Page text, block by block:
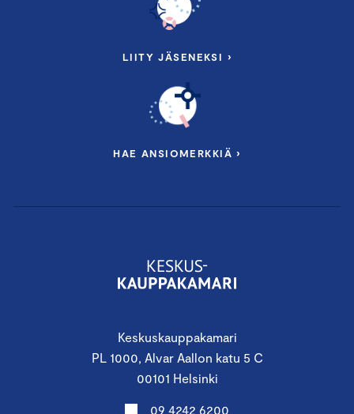
Keskuskauppakamari
PL 1000, Alvar Aallon katu 5 C
00101 Helsinki
09 4242 6200
LIITY JÄSENEKSI ›
HAE ANSIOMERKKIÄ ›